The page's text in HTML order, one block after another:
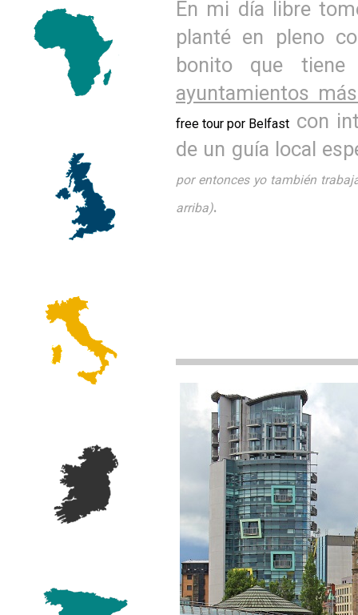
En mi día libre
planté en pleno
bonito que
ayuntamientos
free tour por Belfast con
de un guía local
por entonces yo también
arriba).